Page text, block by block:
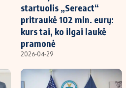
startuolis „Sereact“
pritraukė 102 mln. eurų:
kurs tai, ko ilgai laukė
pramonė
2026-04-29